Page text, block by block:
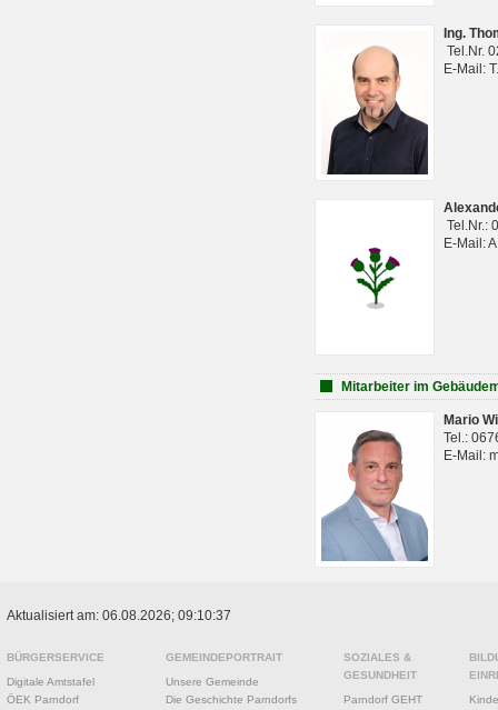
Ing.
Tel.Nr.
E-Mail:
Tel.Nr.:
E-Mail:
Mitarbeiter im
Mario
Tel.:
E-Mail:
Aktualisiert am: 06.08.2026; 09:10:37
BÜRGERSERVICE
Digitale Amtstafel
ÖEK Parndorf
GEMEINDEPORTRAIT
Unsere Gemeinde
Die Geschichte Parndorfs
SOZIALES &
GESUNDHEIT
Parndorf GEHT